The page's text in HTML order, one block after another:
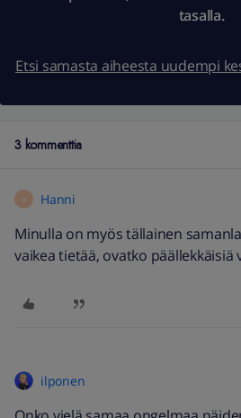
tasalla.
Etsi samasta aiheesta uudempi
3 kommenttia
H Hanni
Minulla on myös tällainen
vaikea tietää, ovatko päällekkäisiä
ilponen